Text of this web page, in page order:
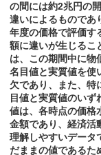
の間には約2兆円の
違いによるものであ
年度の価格で評価す
額に違いが生じるこ
は、この期間中に物
名目値と実質値を使
欠であり、また、特
目値と実質値のいず
値は、各時点の価格
金額であり、経済活
理解しやすいデータ
だままの値であるた